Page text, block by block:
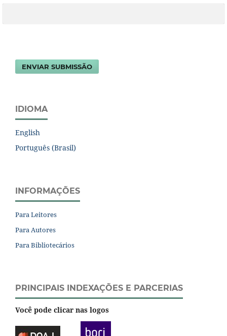
ENVIAR SUBMISSÃO
IDIOMA
English
Português (Brasil)
INFORMAÇÕES
Para Leitores
Para Autores
Para Bibliotecários
PRINCIPAIS INDEXAÇÕES E PARCERIAS
Você pode clicar nas logos